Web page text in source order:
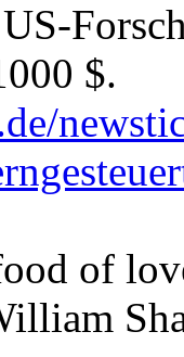
$.
of